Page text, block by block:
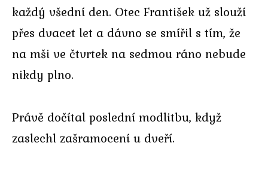
každý všední den. Otec František už slouží
přes dvacet let a dávno se smířil s tím, že
na mši ve čtvrtek na sedmou ráno nebude
nikdy plno.
Právě dočítal poslední modlitbu, když
zaslechl zašramocení u dveří.